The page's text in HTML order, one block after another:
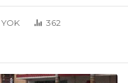
362